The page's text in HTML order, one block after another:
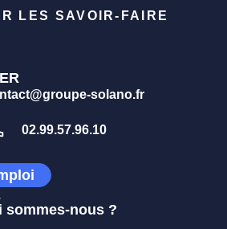
LES SAVOIR-FAIRE
solano.fr
02.99.57.96.10
sommes-nous ?